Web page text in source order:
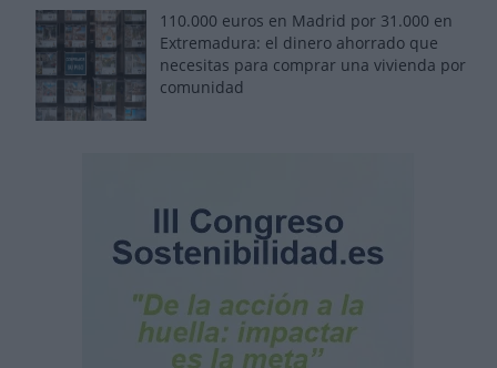
110.000 euros en Madrid por 31.000 en
Extremadura: el dinero ahorrado que
necesitas para comprar una vivienda por
comunidad